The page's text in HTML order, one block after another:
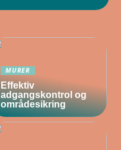
MURER
Effektiv
adgangskontrol og
områdesikring